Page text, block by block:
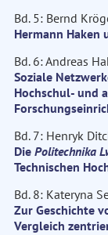
Bd. 5: Bernd
Hermann Haken
Bd. 6: Andreas
Soziale
Hochschul- und
Bd. 7: Henryk
Die Politechnika
Technischen
Bd. 8: Kateryna
Zur Geschichte
Vergleich